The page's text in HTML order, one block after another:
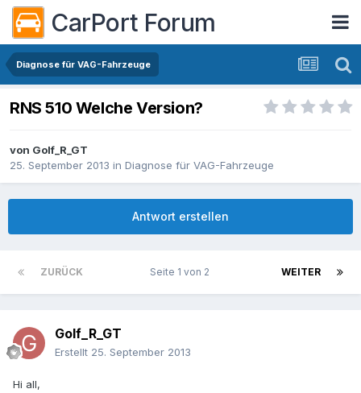
CarPort Forum
Diagnose für VAG-Fahrzeuge
RNS 510 Welche Version?
von Golf_R_GT
25. September 2013 in Diagnose für VAG-Fahrzeuge
Antwort erstellen
ZURÜCK WEITER
Seite 1 von 2
Golf_R_GT
Erstellt 25. September 2013
Hi all,